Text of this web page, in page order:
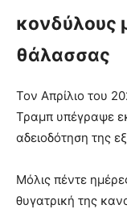
κονδύλους
θάλασσας
Τον Απρίλιο του
Τραμπ υπέγραψε
αδειοδότηση της
Μόλις πέντε
θυγατρική της